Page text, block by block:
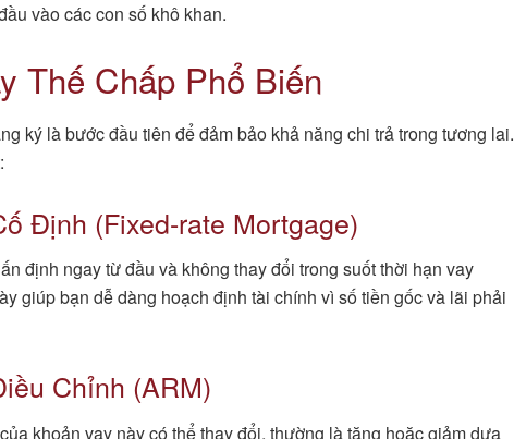
vào các con số khô khan.
Thế Chấp Phổ Biến
ký là bước đầu tiên để đảm bảo khả năng chi trả trong tương lai.
Định (Fixed-rate Mortgage)
định ngay từ đầu và không thay đổi trong suốt thời hạn vay
giúp bạn dễ dàng hoạch định tài chính vì số tiền gốc và lãi phải
Chỉnh (ARM)
khoản vay này có thể thay đổi, thường là tăng hoặc giảm dựa